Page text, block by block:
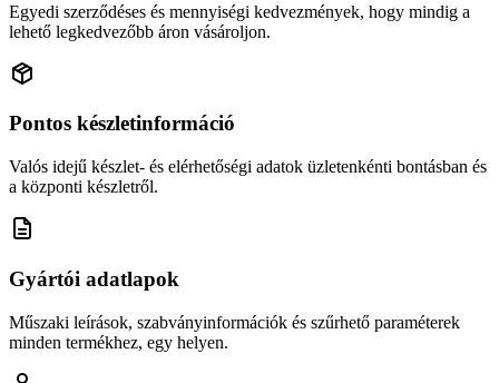
Egyedi szerződéses és mennyiségi kedvezmények, hogy mindig a
lehető legkedvezőbb áron vásároljon.
Pontos készletinformáció
Valós idejű készlet- és elérhetőségi adatok üzletenkénti bontásban és
a központi készletről.
Gyártói adatlapok
Műszaki leírások, szabványinformációk és szűrhető paraméterek
minden termékhez, egy helyen.